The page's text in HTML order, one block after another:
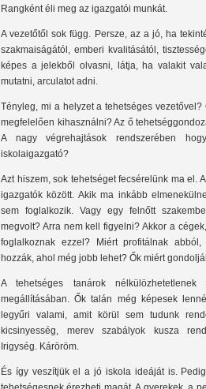
Rangként éli meg az igazgatói munkát.
A vezetőtől sok függ. Persze, az a jó, ha
szakmaiságától, emberi kvalitásától,
képes a jelekből olvasni, látja, ha valakit
mutatni, arculatot adni.
Tényleg, mi a helyzet a tehetséges
megfelelően kihasználni? Az ő
A nagy végrehajtások rendszerében
iskolaigazgató?
Azt hiszem, sok tehetséget fecsérelünk ma el.
igazgatók között. Akik ma inkább
sem foglalkozik. Vagy egy felnőtt
megvolt? Arra nem kell figyelni? Akkor a
foglalkoznak ezzel? Miért profitálnak
hozzák, ahol még jobb lehet? Ők miért
A tehetséges tanárok
megállításában. Ők talán még képesek
legyűri valami, amit körül sem tudunk
kicsinyesség, merev szabályok kusza
Irigység. Káröröm.
És így veszítjük el a jó iskola ideáját is.